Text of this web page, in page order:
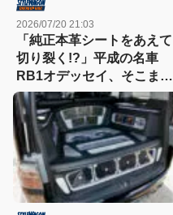
2026/07/20 21:03
「純正本革シートをあえて
切り裂く!?」平成の名車
RB1オデッセイ、そこまで
やるかの超絶ワンオフ技が
凄すぎる